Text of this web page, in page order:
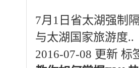
7月1日省太湖强制
与太湖国家旅游度..
2016-07-08 更新 标